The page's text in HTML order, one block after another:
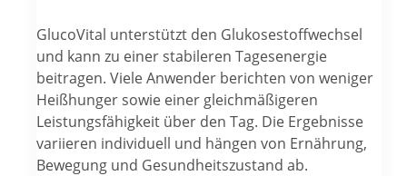
GlucoVital unterstützt den Glukosestoffwechsel
und kann zu einer stabileren Tagesenergie
beitragen. Viele Anwender berichten von weniger
Heißhunger sowie einer gleichmäßigeren
Leistungsfähigkeit über den Tag. Die Ergebnisse
variieren individuell und hängen von Ernährung,
Bewegung und Gesundheitszustand ab.